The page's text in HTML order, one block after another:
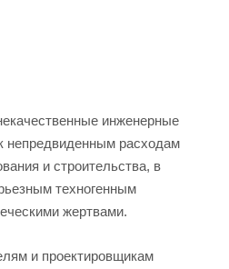
инженерные
непредвиденным расходам
и строительства, в
техногенным
жертвами.
и проектировщикам